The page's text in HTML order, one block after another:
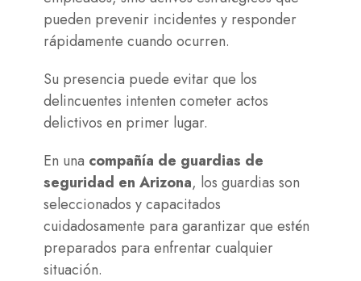
pueden prevenir incidentes y responder
rápidamente cuando ocurren.
Su presencia puede evitar que los
delincuentes intenten cometer actos
delictivos en primer lugar.
En una compañía de guardias de
seguridad en Arizona, los guardias son
seleccionados y capacitados
cuidadosamente para garantizar que estén
preparados para enfrentar cualquier
situación.